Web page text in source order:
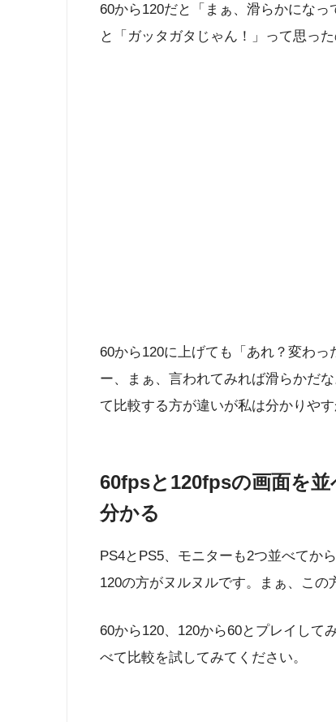
60から120だと「まぁ、滑らかにな
と「ガッタガタじゃん！」って思っ
60から120に上げても「あれ？変わ
ー、まぁ、言われてみれば滑らかだ
て比較する方が違いが私は分かりやす
60fpsと120fpsの画面を
分かる
PS4とPS5、モニターも2つ並べてか
120の方がヌルヌルです。まぁ、この
60から120、120から60とプレイして
べて比較を試してみてください。